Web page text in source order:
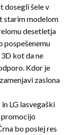
dosegli šele v
sta­rim modelom
desetletja
pospešenemu
kot da ne
Kdor je
zaslona
LG lasvegaški
promocijo
bo poslej res